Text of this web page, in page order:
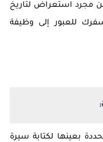
مجرد استعراض لتاريخ
للعبور إلى وظيفة
بعينها لكتابة سيرة